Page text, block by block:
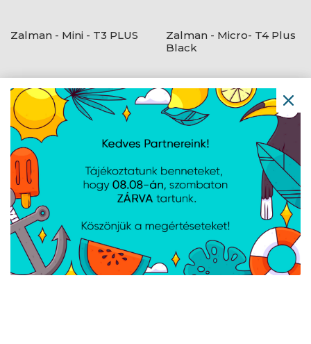
Zalman - Mini - T3 PLUS
Zalman - Micro- T4 Plus
Black
Zalman - Mini - M4
fekete
Zalman - Mini - P10
NAMU Fekete